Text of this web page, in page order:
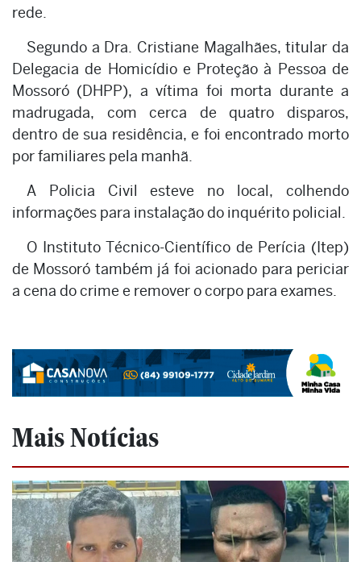
rede.
Segundo a Dra. Cristiane Magalhães, titular da
Delegacia de Homicídio e Proteção à Pessoa de
Mossoró (DHPP), a vítima foi morta durante a
madrugada, com cerca de quatro disparos,
dentro de sua residência, e foi encontrado morto
por familiares pela manhã.
A Policia Civil esteve no local, colhendo
informações para instalação do inquérito policial.
O Instituto Técnico-Científico de Perícia (Itep)
de Mossoró também já foi acionado para periciar
a cena do crime e remover o corpo para exames.
Mais Notícias